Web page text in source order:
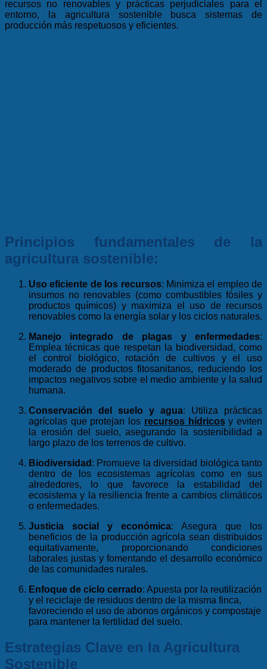
recursos no renovables y prácticas perjudiciales para el
entorno, la agricultura sostenible busca sistemas de
producción más respetuosos y eficientes.
Principios fundamentales de la
agricultura sostenible:
Uso eficiente de los recursos: Minimiza el empleo de
insumos no renovables (como combustibles fósiles y
productos químicos) y maximiza el uso de recursos
renovables como la energía solar y los ciclos naturales.
Manejo integrado de plagas y enfermedades:
Emplea técnicas que respetan la biodiversidad, como
el control biológico, rotación de cultivos y el uso
moderado de productos fitosanitarios, reduciendo los
impactos negativos sobre el medio ambiente y la salud
humana.
Conservación del suelo y agua: Utiliza prácticas
agrícolas que protejan los recursos hídricos y eviten
la erosión del suelo, asegurando la sostenibilidad a
largo plazo de los terrenos de cultivo.
Biodiversidad : Promueve la diversidad biológica tanto
dentro de los ecosistemas agrícolas como en sus
alrededores, lo que favorece la estabilidad del
ecosistema y la resiliencia frente a cambios climáticos
o enfermedades.
Justicia social y económica: Asegura que los
beneficios de la producción agrícola sean distribuidos
equitativamente, proporcionando condiciones
laborales justas y fomentando el desarrollo económico
de las comunidades rurales.
Enfoque de ciclo cerrado: Apuesta por la reutilización
y el reciclaje de residuos dentro de la misma finca,
favoreciendo el uso de abonos orgánicos y compostaje
para mantener la fertilidad del suelo.
Estrategias Clave en la Agricultura
Sostenible